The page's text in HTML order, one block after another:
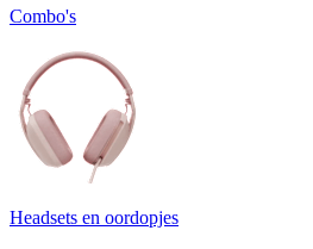
Combo's
Headsets en oordopjes